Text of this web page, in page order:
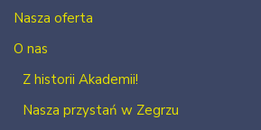
Nasza oferta
O nas
Z historii Akademii!
Nasza przystań w Zegrzu